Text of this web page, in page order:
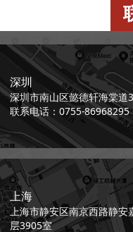
深圳
深圳市南山区懿德轩海棠道
联系电话：0755-86968295
上海
上海市静安区南京西路静安
层3905室